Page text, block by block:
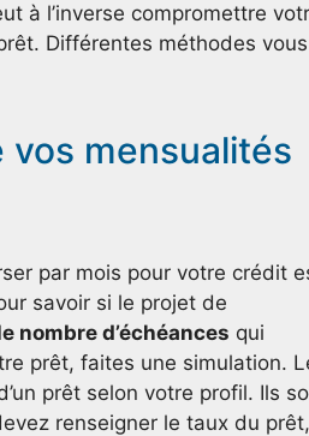
à l’inverse compromettre
Différentes méthodes vous
mensualités
par mois pour votre crédit
savoir si le projet de
nombre d’échéances qui
prêt, faites une simulation.
prêt selon votre profil. Ils
renseigner le taux du prêt,